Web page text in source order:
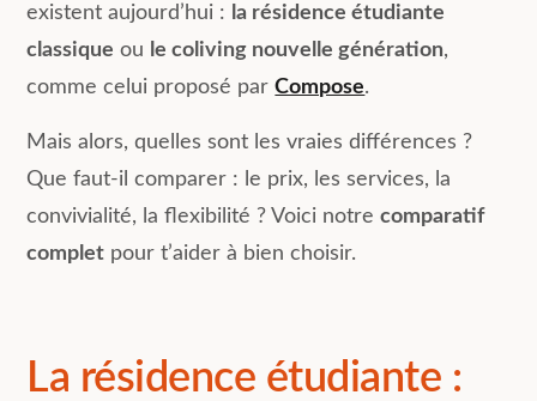
existent aujourd’hui : la résidence étudiante
classique ou le coliving nouvelle génération,
comme celui proposé parCompose.
Mais alors, quelles sont les vraies différences ?
Que faut-il comparer : le prix, les services, la
convivialité, la flexibilité ? Voici notrecomparatif
complet pour t’aider à bien choisir.
La résidence étudiante :